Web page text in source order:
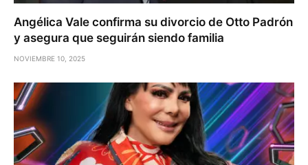
Angélica Vale confirma su divorcio de Otto Padrón
y asegura que seguirán siendo familia
NOVIEMBRE 10, 2025